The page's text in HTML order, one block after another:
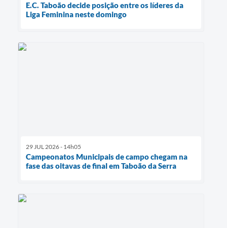
E.C. Taboão decide posição entre os líderes da
Liga Feminina neste domingo
29 JUL 2026 - 14h05
Campeonatos Municipais de campo chegam na
fase das oitavas de final em Taboão da Serra